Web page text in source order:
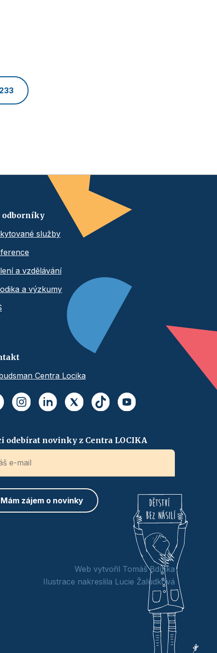
odborníky
služby
a vzdělávání
a výzkumy
Centra Locika
odebírat novinky z Centra LOCIKA
Web vytvořil Tomáš Bdínka
Ilustrace nakreslila Lucie Žaludková